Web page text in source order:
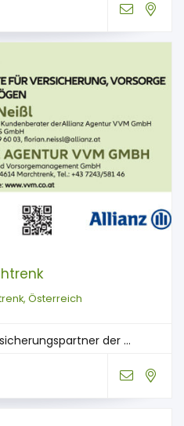
Österreich
der ...